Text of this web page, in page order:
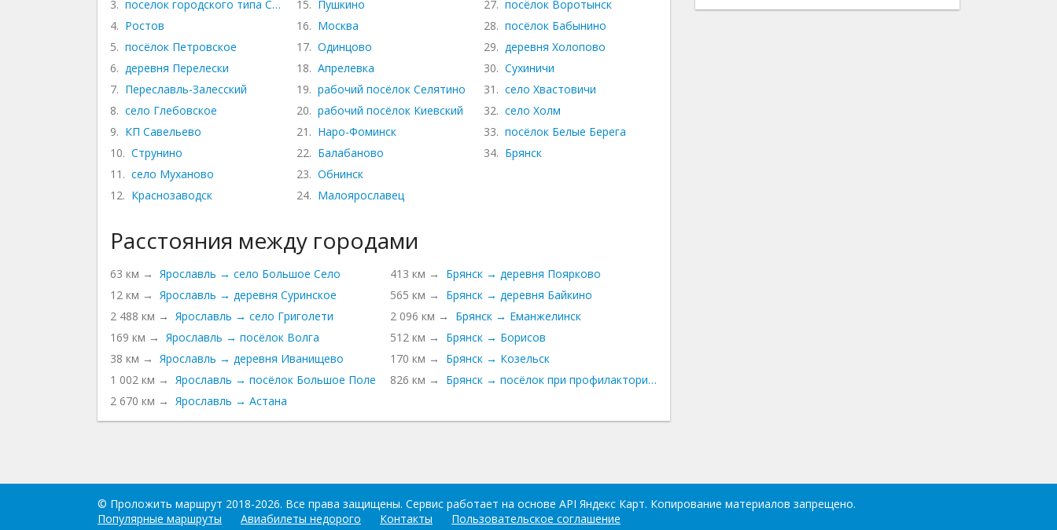
3. поселок городского типа Семибратово
4. Ростов
5. посёлок Петровское
6. деревня Перелески
7. Переславль-Залесский
8. село Глебовское
9. КП Савельево
10. Струнино
11. село Муханово
12. Краснозаводск
15. Пушкино
16. Москва
17. Одинцово
18. Апрелевка
19. рабочий посёлок Селятино
20. рабочий посёлок Киевский
21. Наро-Фоминск
22. Балабаново
23. Обнинск
24. Малоярославец
27. посёлок Воротынск
28. посёлок Бабынино
29. деревня Холопово
30. Сухиничи
31. село Хвастовичи
32. село Холм
33. посёлок Белые Берега
34. Брянск
Расстояния между городами
63 км → Ярославль → село Большое Село
12 км → Ярославль → деревня Суринское
2 488 км → Ярославль → село Григолети
169 км → Ярославль → посёлок Волга
38 км → Ярославль → деревня Иванищево
1 002 км → Ярославль → посёлок Большое Поле
2 670 км → Ярославль → Астана
413 км →
Брянск → деревня Поярково
565 км →
Брянск → деревня Байкино
2 096 км →
Брянск → Еманжелинск
512 км →
Брянск → Борисов
170 км →
Брянск → Козельск
826 км →
Брянск → посёлок при профилактории Строитель
© Проложить маршрут 2018-2026. Все права защищены. Сервис работает на основе API Яндекс Карт. Копирование материалов запрещено.
Популярные маршруты
Авиабилеты недорого Контакты Пользовательское соглашение